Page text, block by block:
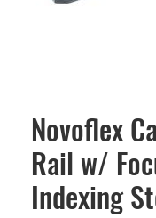
Novoflex
Rail w/
Indexing
Skip
beginning
images